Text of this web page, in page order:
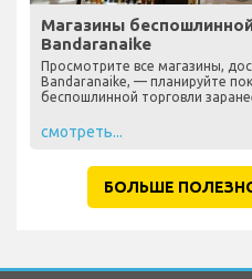
Магазины
Bandaranaike
Просмотрите все магазины,
Bandaranaike, — планируйте
беспошлинной торговли
смотреть...
БОЛЬШЕ